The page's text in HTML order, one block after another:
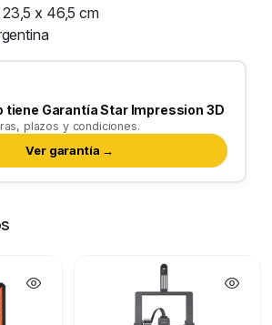
x 46,5 cm
tiene Garantía Star Impression 3D
plazos y condiciones.
Ver garantía →